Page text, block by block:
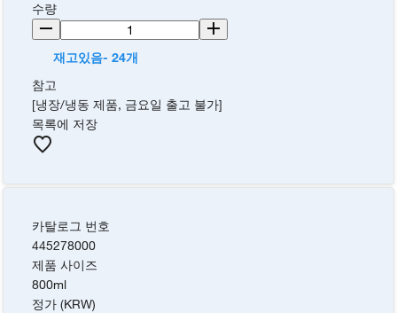
수량
재고있음- 24개
참고
[냉장/냉동 제품, 금요일 출고 불가]
목록에 저장
카탈로그 번호
445278000
제품 사이즈
800ml
정가 (KRW)